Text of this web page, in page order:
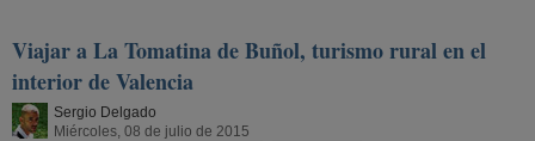
Viajar a La Tomatina de Buñol, turismo rural en el
interior de Valencia
Sergio Delgado
Miércoles, 08 de julio de 2015